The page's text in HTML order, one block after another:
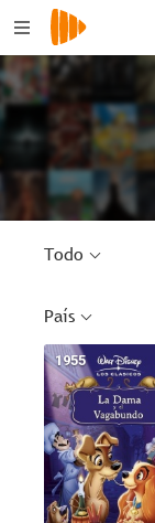
Todo
País
1955